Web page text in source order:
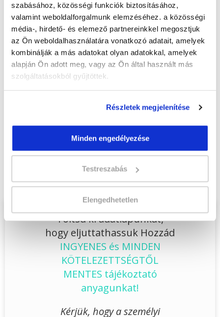
szabásához, közösségi funkciók biztosításához,
valamint weboldalforgalmunk elemzéséhez. a közösségi
média-, hirdető- és elemező partnereinkkel megosztjuk
az Ön weboldalhasználatára vonatkozó adatait, amelyek
kombinálják a más adatokat olyan adatokkal, amelyek
alapján Ön adott meg, vagy az Ön által használt más
szolgáltatásokból gyűjtöttek.
Részletek megjelenítése
Minden engedélyezése
Testreszabás
Elengedhetetlen
Vizsgadíj:78 000 Ft
Vizsgadíj várható összege
A csoport a meghirdetett időpontban
biztosan indul!
Jelentkezem!
Végezd elKutyakozmetikus szakképesítés
online tanfolyam - Budapest
tanfolyamunkat és váltsd valóra az álmaidat!
Töltsd ki adatlapunkat,
hogy eljuttathassuk Hozzád
INGYENES és MINDEN
KÖTELEZETTSÉGTŐL
MENTES tájékoztató
anyagunkat!
Kérjük, hogy a személyi